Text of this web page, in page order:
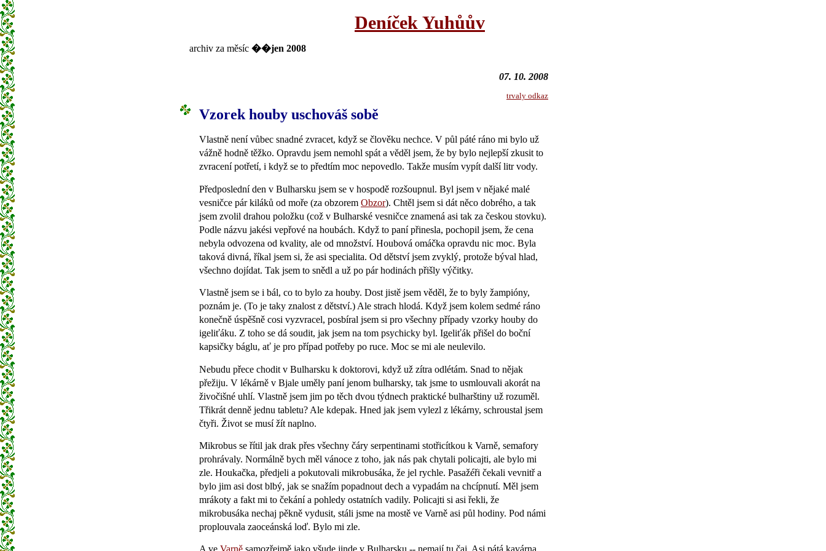
Deníček Yuhůův
archiv za měsíc ��jen 2008
07. 10. 2008
trvaly odkaz
Vzorek houby uschováš sobě
Vlastně není vůbec snadné zvracet, když se člověku nechce. V půl páté ráno mi bylo už
vážně hodně těžko. Opravdu jsem nemohl spát a věděl jsem, že by bylo nejlepší zkusit to
zvracení potřetí, i když se to předtím moc nepovedlo. Takže musím vypít další litr vody.
Předposlední den v Bulharsku jsem se v hospodě rozšoupnul. Byl jsem v nějaké malé
vesničce pár kiláků od moře (za obzorem Obzor). Chtěl jsem si dát něco dobrého, a tak
jsem zvolil drahou položku (což v Bulharské vesničce znamená asi tak za českou stovku).
Podle názvu jakési vepřové na houbách. Když to paní přinesla, pochopil jsem, že cena
nebyla odvozena od kvality, ale od množství. Houbová omáčka opravdu nic moc. Byla
taková divná, říkal jsem si, že asi specialita. Od dětství jsem zvyklý, protože býval hlad,
všechno dojídat. Tak jsem to snědl a už po pár hodinách přišly výčitky.
Vlastně jsem se i bál, co to bylo za houby. Dost jistě jsem věděl, že to byly žampióny,
poznám je. (To je taky znalost z dětství.) Ale strach hlodá. Když jsem kolem sedmé ráno
konečně úspěšně cosi vyzvracel, posbíral jsem si pro všechny případy vzorky houby do
igeliťáku. Z toho se dá soudit, jak jsem na tom psychicky byl. Igeliťák přišel do boční
kapsičky báglu, ať je pro případ potřeby po ruce. Moc se mi ale neulevilo.
Nebudu přece chodit v Bulharsku k doktorovi, když už zítra odlétám. Snad to nějak
přežiju. V lékárně v Bjale uměly paní jenom bulharsky, tak jsme to usmlouvali akorát na
živočišné uhlí. Vlastně jsem jim po těch dvou týdnech praktické bulharštiny už rozuměl.
Třikrát denně jednu tabletu? Ale kdepak. Hned jak jsem vylezl z lékárny, schroustal jsem
čtyři. Život se musí žít naplno.
Mikrobus se řítil jak drak přes všechny čáry serpentinami stotřicítkou k Varně, semafory
prohrávaly. Normálně bych měl vánoce z toho, jak nás pak chytali policajti, ale bylo mi
zle. Houkačka, předjeli a pokutovali mikrobusáka, že jel rychle. Pasažéři čekali vevnitř a
bylo jim asi dost blbý, jak se snažím popadnout dech a vypadám na chcípnutí. Měl jsem
mrákoty a fakt mi to čekání a pohledy ostatních vadily. Policajti si asi řekli, že
mikrobusáka nechaj pěkně vydusit, stáli jsme na mostě ve Varně asi půl hodiny. Pod námi
proplouvala zaoceánská loď. Bylo mi zle.